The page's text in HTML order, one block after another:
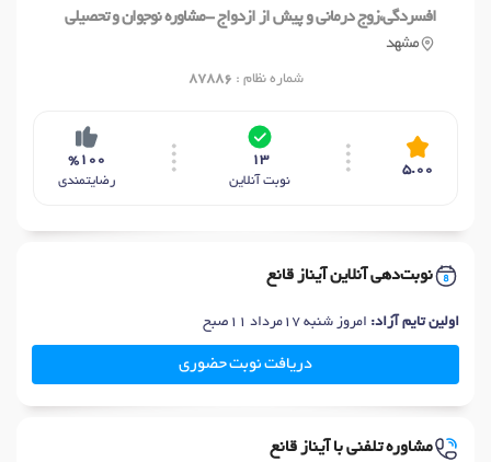
افسردگی،زوج درمانی و پیش از ازدواج -مشاوره نوجوان و تحصیلی
مشهد
شماره نظام : 87886
5.00
13
نوبت آنلاین
%100
رضایتمندی
نوبت‌دهی آنلاین آیناز قانع
اولین تایم آزاد: امروز شنبه 17مرداد 11صبح
دریافت نوبت حضوری
مشاوره تلفنی با آیناز قانع